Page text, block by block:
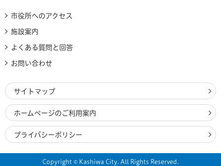
市役所へのアクセス
施設案内
よくある質問と回答
お問い合わせ
サイトマップ
ホームページのご利用案内
プライバシーポリシー
Copyright © Kashiwa City. All Rights Reserved.